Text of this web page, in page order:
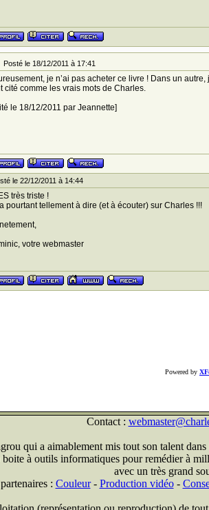
le 18/12/2011 à 17:41
je n’ai pas acheter ce livre ! Dans un
cité comme les vrais mots de Charles.
le 18/12/2011 par Jeannette]
le 22/12/2011 à 14:44
très triste !
a pourtant tellement à dire (et à écouter) sur Charles !!!
votre webmaster
Powered by
Contact :
qui a aimablement mis tout son talent
à outils informatiques pour remédier à
avec un très grand
: Couleur- Production vidéo-